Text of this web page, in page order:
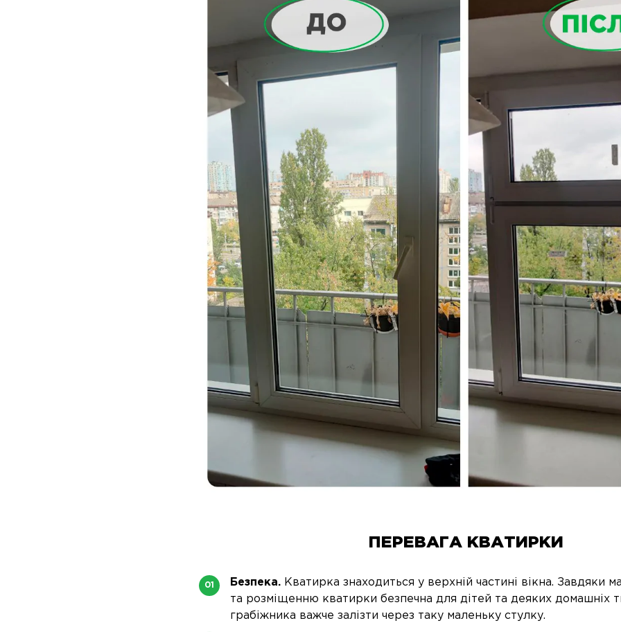
ПЕРЕВАГА КВАТИРКИ
Безпека. Кватирка знаходиться у верхній частині вікна. Завдяки
та розміщенню кватирки безпечна для дітей та деяких домашніх
грабіжника важче залізти через таку маленьку стулку.